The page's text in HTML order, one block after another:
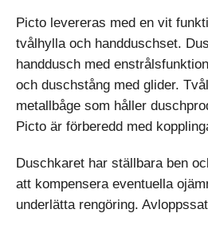
Picto levereras med en vit
tvålhylla och handduschset.
handdusch med
och duschstång med glider.
metallbåge som håller
Picto är förberedd med
Duschkaret har ställbara ben
att kompensera eventuella
underlätta rengöring.